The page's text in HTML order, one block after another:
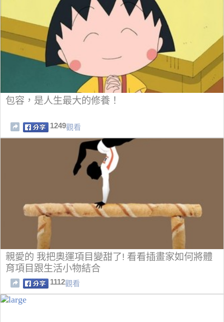
包容，是人生最大的修養！
1249觀看
親愛的 我把奧運項目變甜了! 看看插畫家如何將體
育項目跟生活小物結合
1112觀看